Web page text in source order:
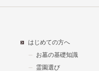
はじめての方へ
お墓の基礎知識
霊園選び